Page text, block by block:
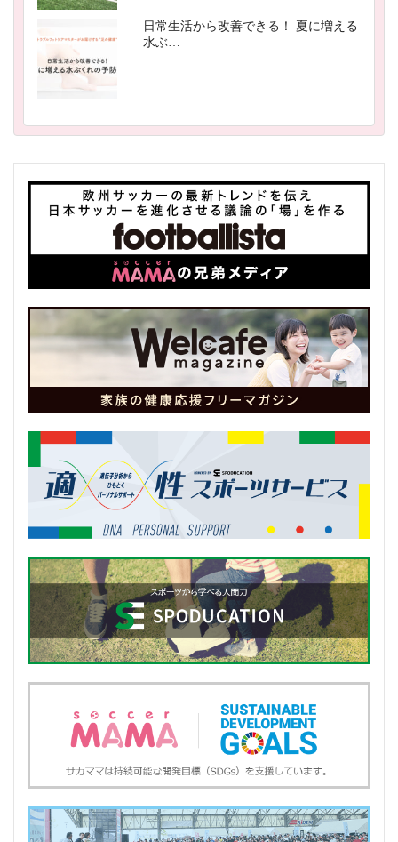
日常生活から改善できる！ 夏に増える
水ぶ…